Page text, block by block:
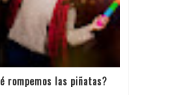
rompemos las piñatas?